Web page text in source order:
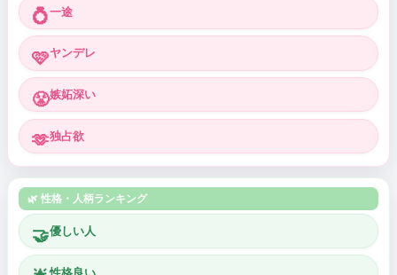
💍一途
🩷ヤンデレ
😤嫉妬深い
🫶独占欲
🌿 性格・人柄ランキング
🤝優しい人